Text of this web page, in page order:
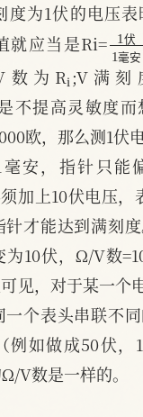
度为1伏的电压
就应当是Ri=
伏
毫安
1伏
毫安
数为R ;V满刻
不提高灵敏度
欧，那么测1伏
安，指针只能
加上10伏电压，
才能达到满刻
10伏，Ω/V数
见，对于某一个
个表头串联不
例如做成50伏，
V数是一样的。